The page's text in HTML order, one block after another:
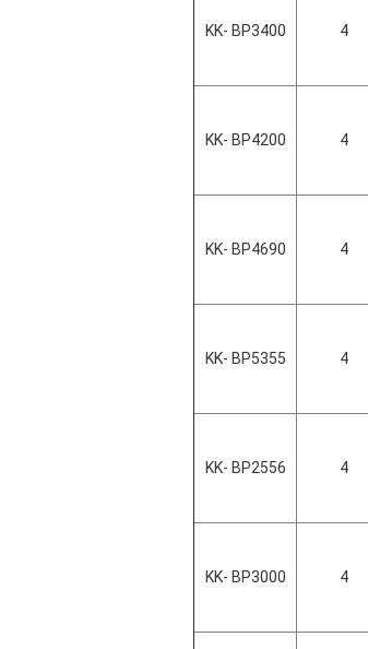
4
KK- BP3400
4
KK- BP4200
4
KK- BP4690
4
KK- BP5355
4
KK- BP2556
4
KK- BP3000